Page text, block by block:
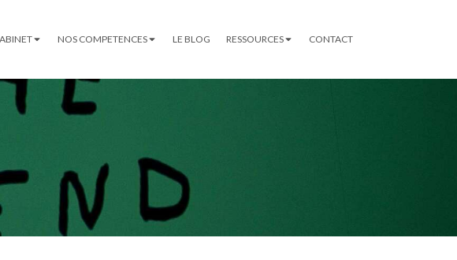
NOS COMPETENCES LE BLOG RESSOURCES CONTACT